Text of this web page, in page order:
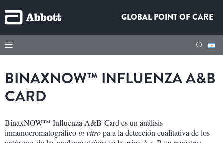
GLOBAL POINT OF CARE
BINAXNOW™ INFLUENZA A&B
CARD
BinaxNOW™ Influenza A&B Card es un análisis
inmunocromatográficoin vitropara la detección cualitativa de los